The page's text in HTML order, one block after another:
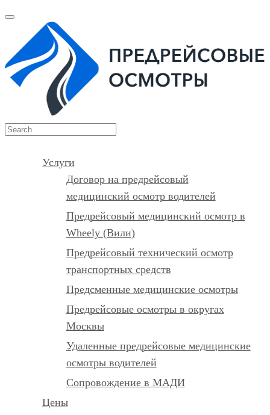
Услуги
Договор на предрейсовый
медицинский осмотр водителей
Предрейсовый медицинский осмотр в
Wheely (Вили)
Предрейсовый технический осмотр
транспортных средств
Предсменные медицинские осмотры
Предрейсовые осмотры в округах
Москвы
Удаленные предрейсовые медицинские
осмотры водителей
Сопровождение в МАДИ
Цены